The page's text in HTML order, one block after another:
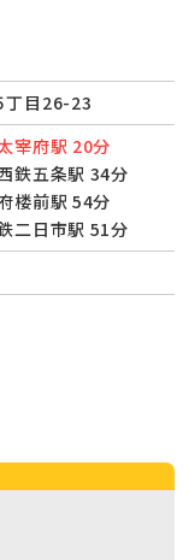
丁目26-23
宰府駅 20分
鉄五条駅 34分
楼前駅 54分
二日市駅 51分